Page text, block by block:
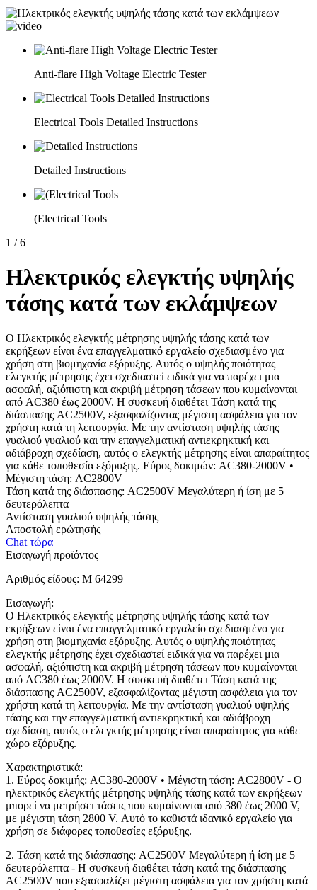
Anti-flare High Voltage Electric Tester
Electrical Tools Detailed Instructions
Detailed Instructions
(Electrical Tools
1 / 6
Ηλεκτρικός ελεγκτής υψηλής
τάσης κατά των εκλάμψεων
Ο Ηλεκτρικός ελεγκτής μέτρησης υψηλής τάσης κατά των
εκρήξεων είναι ένα επαγγελματικό εργαλείο σχεδιασμένο για
χρήση στη βιομηχανία εξόρυξης. Αυτός ο υψηλής ποιότητας
ελεγκτής μέτρησης έχει σχεδιαστεί ειδικά για να παρέχει μια
ασφαλή, αξιόπιστη και ακριβή μέτρηση τάσεων που κυμαίνονται
από AC380 έως 2000V. Η συσκευή διαθέτει Τάση κατά της
διάσπασης AC2500V, εξασφαλίζοντας μέγιστη ασφάλεια για τον
χρήστη κατά τη λειτουργία. Με την αντίσταση υψηλής τάσης
γυαλιού γυαλιού και την επαγγελματική αντιεκρηκτική και
αδιάβροχη σχεδίαση, αυτός ο ελεγκτής μέτρησης είναι απαραίτητος
για κάθε τοποθεσία εξόρυξης. Εύρος δοκιμών: AC380-2000V •
Μέγιστη τάση: AC2800V
Τάση κατά της διάσπασης: AC2500V Μεγαλύτερη ή ίση με 5
δευτερόλεπτα
Αντίσταση γυαλιού υψηλής τάσης
Αποστολή ερώτησής
Chat τώρα
Εισαγωγή προϊόντος
Αριθμός είδους: M 64299
Εισαγωγή:
Ο Ηλεκτρικός ελεγκτής μέτρησης υψηλής τάσης κατά των
εκρήξεων είναι ένα επαγγελματικό εργαλείο σχεδιασμένο για
χρήση στη βιομηχανία εξόρυξης. Αυτός ο υψηλής ποιότητας
ελεγκτής μέτρησης έχει σχεδιαστεί ειδικά για να παρέχει μια
ασφαλή, αξιόπιστη και ακριβή μέτρηση τάσεων που κυμαίνονται
από AC380 έως 2000V. Η συσκευή διαθέτει Τάση κατά της
διάσπασης AC2500V, εξασφαλίζοντας μέγιστη ασφάλεια για τον
χρήστη κατά τη λειτουργία. Με την αντίσταση γυαλιού υψηλής
τάσης και την επαγγελματική αντιεκρηκτική και αδιάβροχη
σχεδίαση, αυτός ο ελεγκτής μέτρησης είναι απαραίτητος για κάθε
χώρο εξόρυξης.
Χαρακτηριστικά:
1. Εύρος δοκιμής: AC380-2000V • Μέγιστη τάση: AC2800V - Ο
ηλεκτρικός ελεγκτής μέτρησης υψηλής τάσης κατά των εκρήξεων
μπορεί να μετρήσει τάσεις που κυμαίνονται από 380 έως 2000 V,
με μέγιστη τάση 2800 V. Αυτό το καθιστά ιδανικό εργαλείο για
χρήση σε διάφορες τοποθεσίες εξόρυξης.
2. Τάση κατά της διάσπασης: AC2500V Μεγαλύτερη ή ίση με 5
δευτερόλεπτα - Η συσκευή διαθέτει τάση κατά της διάσπασης
AC2500V που εξασφαλίζει μέγιστη ασφάλεια για τον χρήστη κατά